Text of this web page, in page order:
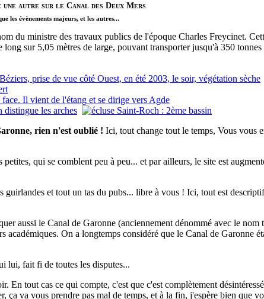
une autre sur le Canal des Deux Mers
les évènements majeurs, et les autres...
du ministre des travaux publics de l'époque Charles Freycinet.
sur 5,05 mètres de large, pouvant transporter jusqu'à 350 tonnes
rien n'est oublié ! Ici, tout change tout le temps, Vous vous
qui se comblent peu à peu... et par ailleurs, le site est
et tout un tas du pubs... libre à vous ! Ici, tout est
aussi le Canal de Garonne (anciennement dénommé avec le nom
académiques. On a longtemps considéré que le Canal de Garonne
lui, fait fi de toutes les disputes...
tout cas ce qui compte, c'est que c'est complètement
va vous prendre pas mal de temps, et à la fin, j'espère bien que